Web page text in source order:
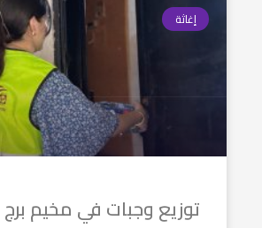
إغاثة
توزيع وجبات في مخيم